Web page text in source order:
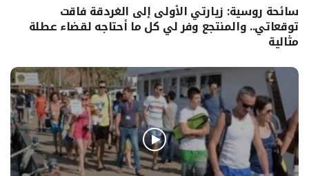
سائحة روسية: زيارتي الأولى إلى الغردقة فاقت
توقعاتي.. والمنتجع وفر لي كل ما أحتاجه لقضاء عطلة
مثالية